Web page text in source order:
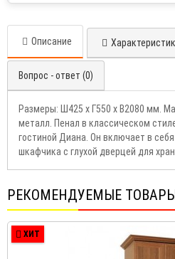
Описание
Вопрос - ответ (0)
Размеры: Ш425 х Г550 х В2080 мм.
металл. Пенал в классическом
гостиной Диана. Он включает в
шкафчика с глухой дверцей для
РЕКОМЕНДУЕМЫЕ
ХИТ